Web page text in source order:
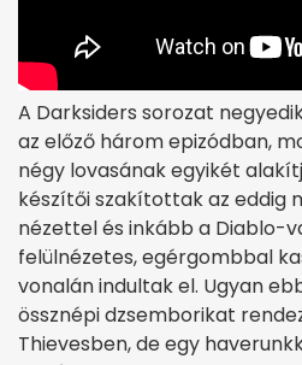
A Darksiders sorozat
az előző három epizódban,
négy lovasának egyikét
készítői szakítottak az eddig
nézettel és inkább a Diablo-
felülnézetes, egérgombbal
vonalán indultak el. Ugyan
össznépi dzsemborikat
Thievesben, de egy